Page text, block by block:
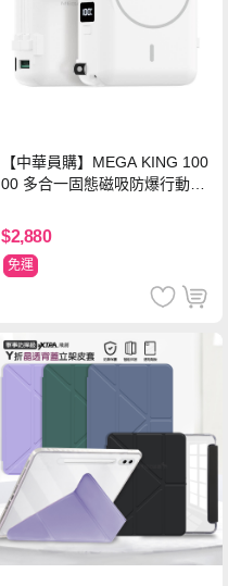
【中華員購】MEGA KING 100
00 多合一固態磁吸防爆行動電
$2,880
免運